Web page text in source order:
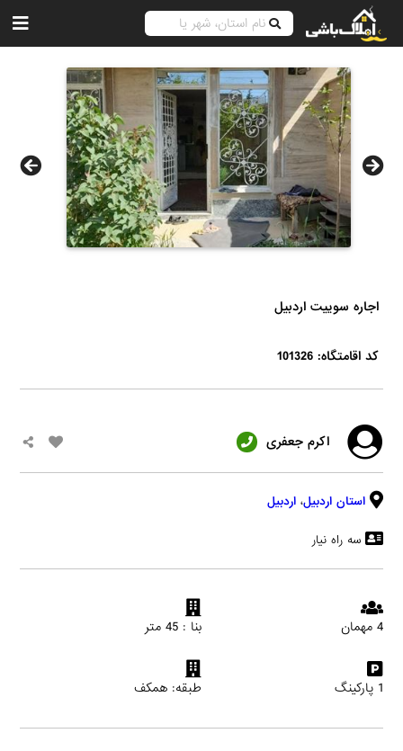
اجاره سوییت اردبیل
کد اقامتگاه: 101326
اکرم جعفری
استان اردبیل، اردبیل
سه راه نیار
4 مهمان بنا : 45 متر
1 پارکینگ طبقه: همکف